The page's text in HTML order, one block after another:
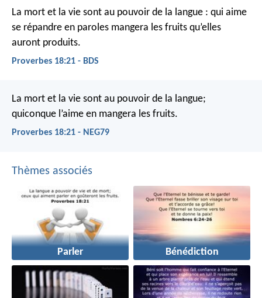
La mort et la vie sont au pouvoir de la langue : qui aime
se répandre en paroles mangera les fruits qu’elles
auront produits.
Proverbes 18:21 - BDS
La mort et la vie sont au pouvoir de la langue;
quiconque l’aime en mangera les fruits.
Proverbes 18:21 - NEG79
Thèmes associés
Parler Bénédiction